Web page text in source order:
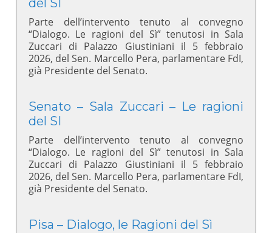
del SI
Parte dell’intervento tenuto al convegno
“Dialogo. Le ragioni del Sì” tenutosi in Sala
Zuccari di Palazzo Giustiniani il 5 febbraio
2026, del Sen. Marcello Pera, parlamentare FdI,
già Presidente del Senato.
Senato – Sala Zuccari – Le ragioni
del SI
Parte dell’intervento tenuto al convegno
“Dialogo. Le ragioni del Sì” tenutosi in Sala
Zuccari di Palazzo Giustiniani il 5 febbraio
2026, del Sen. Marcello Pera, parlamentare FdI,
già Presidente del Senato.
Pisa – Dialogo, le Ragioni del Sì